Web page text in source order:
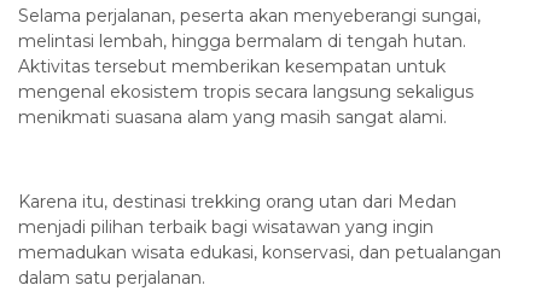
Selama perjalanan, peserta akan menyeberangi sungai,
melintasi lembah, hingga bermalam di tengah hutan.
Aktivitas tersebut memberikan kesempatan untuk
mengenal ekosistem tropis secara langsung sekaligus
menikmati suasana alam yang masih sangat alami.
Karena itu, destinasi trekking orang utan dari Medan
menjadi pilihan terbaik bagi wisatawan yang ingin
memadukan wisata edukasi, konservasi, dan petualangan
dalam satu perjalanan.